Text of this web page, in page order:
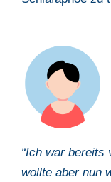
“Ich war bereits
wollte aber nun